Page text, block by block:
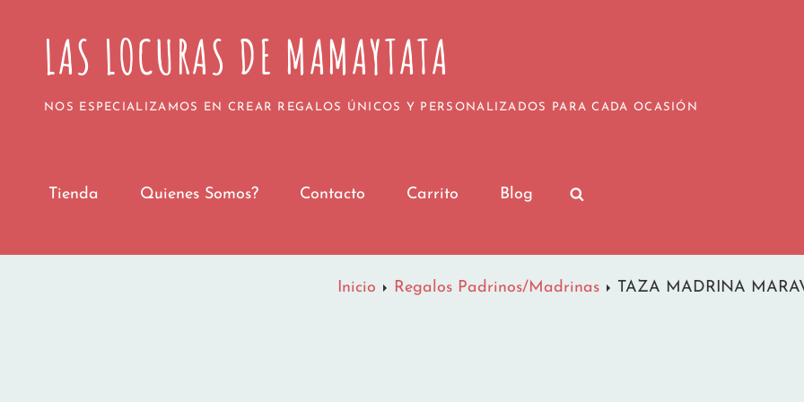
Todos los pedidos realizados a partir del 1 de julio serán procesados a partir del 20 de julio,
Agradecemos vuestra paciencia y confianza. Muy pronto volveremos con las pilas cargadas y
Las Locuras de MamayTata
LAS LOCURAS DE MAMAYTATA
NOS ESPECIALIZAMOS EN CREAR REGALOS ÚNICOS Y PERSONALIZADOS PARA CADA OCASIÓN
Tienda Quienes Somos? Contacto Carrito Blog
Inicio Regalos Padrinos/Madrinas TAZA MADRINA